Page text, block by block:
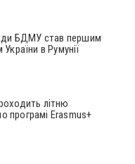
БДМУ став першим
в Румунії
літню
програмі Erasmus+